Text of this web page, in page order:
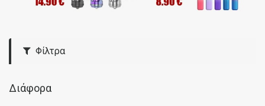
Φίλτρα
Διάφορα